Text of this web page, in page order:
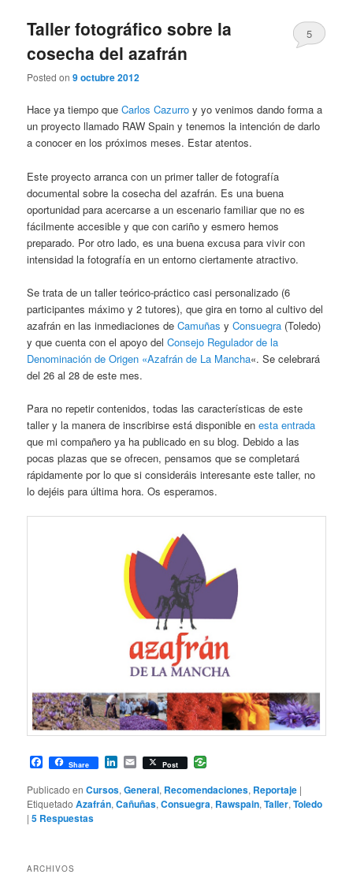
Taller fotográfico sobre la
cosecha del azafrán
Posted on9 octubre 2012
5
Hace ya tiempo queCarlos Cazurro y yo venimos dando forma a
un proyecto llamado RAW Spain y tenemos la intención de darlo
a conocer en los próximos meses. Estar atentos.
Este proyecto arranca con un primer taller de fotografía
documental sobre la cosecha del azafrán. Es una buena
oportunidad para acercarse a un escenario familiar que no es
fácilmente accesible y que con cariño y esmero hemos
preparado. Por otro lado, es una buena excusa para vivir con
intensidad la fotografía en un entorno ciertamente atractivo.
Se trata de un taller teórico-práctico casi personalizado (6
participantes máximo y 2 tutores), que gira en torno al cultivo del
azafrán en las inmediaciones deCamuñas yConsuegra (Toledo)
y que cuenta con el apoyo delConsejo Regulador de la
Denominación de Origen «Azafrán de La Mancha«. Se celebrará
del 26 al 28 de este mes.
Para no repetir contenidos, todas las características de este
taller y la manera de inscribirse está disponible enesta entrada
que mi compañero ya ha publicado en su blog. Debido a las
pocas plazas que se ofrecen, pensamos que se completará
rápidamente por lo que si consideráis interesante este taller, no
lo dejéis para última hora. Os esperamos.
Facebook
Share LinkedIn
EmailPost
Publicado en Cursos,General, Recomendaciones, Reportaje |
Etiquetado Azafrán,Cañuñas,Consuegra, Rawspain,Taller,Toledo
|5 Respuestas
ARCHIVOS